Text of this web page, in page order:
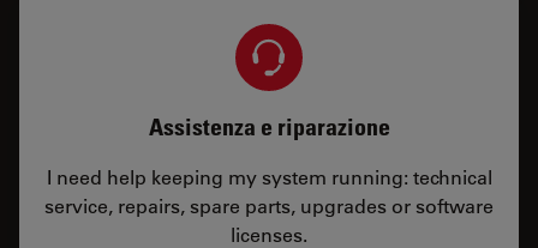
Assistenza e riparazione
I need help keeping my system running: technical
service, repairs, spare parts, upgrades or software
licenses.